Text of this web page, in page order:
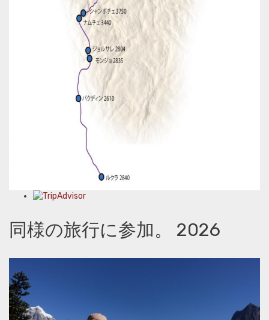
同様の旅行に参加。 2026